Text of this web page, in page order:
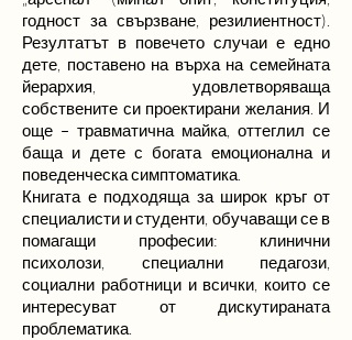
годност за свързване, резилиентност).
Резултатът в повечето случаи е едно
дете, поставено на върха на семейната
йерархия, удовлетворяваща
собствените си проектирани желания. И
още – травматична майка, оттеглил се
баща и дете с богата емоционална и
поведенческа симптоматика.
Книгата е подходяща за широк кръг от
специалисти и студенти, обучаващи се в
помагащи професии: клинични
психолози, специални педагози,
социални работници и всички, които се
интересуват от дискутираната
проблематика.